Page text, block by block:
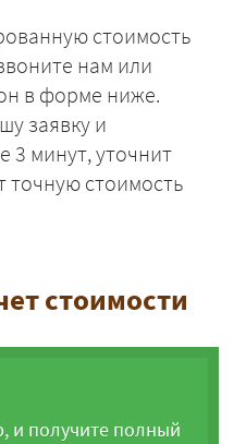
стоимость
нам или
в форме ниже.
заявку и
3 минут, уточнит
точную стоимость
стоимости
и получите полный